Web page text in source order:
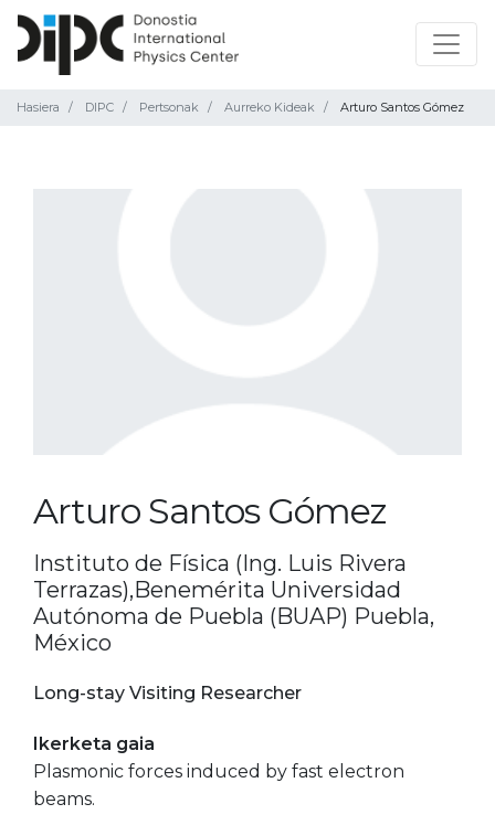
Hasiera DIPC Pertsonak Aurreko Kideak Arturo Santos Gómez
Arturo Santos Gómez
Instituto de Física (Ing. Luis Rivera
Terrazas),Benemérita Universidad
Autónoma de Puebla (BUAP) Puebla,
México
Long-stay Visiting Researcher
Ikerketa gaia
Plasmonic forces induced by fast electron
beams.